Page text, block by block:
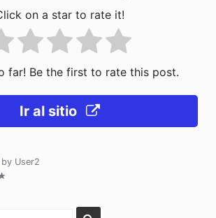
on a star to rate it!
far! Be the first to rate this post.
Ir al sitio
by User2